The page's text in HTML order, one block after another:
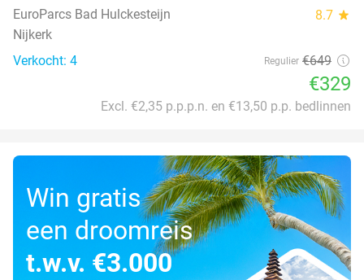
EuroParcs Bad Hulckesteijn 8.7 star
Nijkerk
Verkocht: 4
Regulier €649
€329
Excl. €2,35 p.p.p.n. en €13,50 p.p. bedlinnen
Win gratis
een droomreis
t.w.v. €3.000